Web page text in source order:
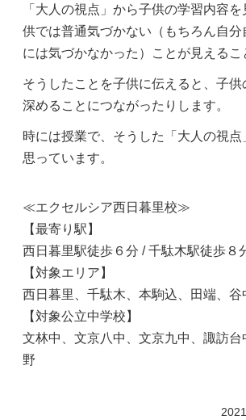
「大人の視点」から子供の学習内容
供では普通気づかない（もちろん自
には気づかなかった）ことが見えるこ
そうしたことを子供に伝えると、子供
深めることにつながったりします。
時には授業で、そうした「大人の視点
思っています。
≪エクセルシア西日暮里校≫
【最寄り駅】
西日暮里駅徒歩６分 / 千駄木駅徒歩８
【対象エリア】
西日暮里、千駄木、本駒込、田端、谷
【対象公立中学校】
文林中、文京八中、文京九中、諏訪台
野